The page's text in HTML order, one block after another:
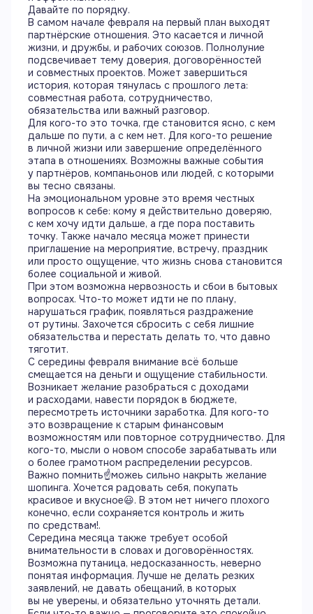
Давайте по порядку.
В самом начале февраля на первый план выходят
партнёрские отношения. Это касается и личной
жизни, и дружбы, и рабочих союзов. Полнолуние
подсвечивает тему доверия, договорённостей
и совместных проектов. Может завершиться
история, которая тянулась с прошлого лета:
совместная работа, сотрудничество,
обязательства или важный разговор.
Для кого-то это точка, где становится ясно, с кем
дальше по пути, а с кем нет. Для кого-то решение
в личной жизни или завершение определённого
этапа в отношениях. Возможны важные события
у партнёров, компаньонов или людей, с которыми
вы тесно связаны.
На эмоциональном уровне это время честных
вопросов к себе: кому я действительно доверяю,
с кем хочу идти дальше, а где пора поставить
точку. Также начало месяца может принести
приглашение на мероприятие, встречу, праздник
или просто ощущение, что жизнь снова становится
более социальной и живой.
При этом возможна нервозность и сбои в бытовых
вопросах. Что-то может идти не по плану,
нарушаться график, появляться раздражение
от рутины. Захочется сбросить с себя лишние
обязательства и перестать делать то, что давно
тяготит.
С середины февраля внимание всё больше
смещается на деньги и ощущение стабильности.
Возникает желание разобраться с доходами
и расходами, навести порядок в бюджете,
пересмотреть источники заработка. Для кого-то
это возвращение к старым финансовым
возможностям или повторное сотрудничество. Для
кого-то, мысли о новом способе зарабатывать или
о более грамотном распределении ресурсов.
Важно помнить☝️можеь сильно накрыть желание
шопинга. Хочется радовать себя, покупать
красивое и вкусное😃. В этом нет ничего плохого
конечно, если сохраняется контроль и жить
по средствам!.
Середина месяца также требует особой
внимательности в словах и договорённостях.
Возможна путаница, недосказанность, неверно
понятая информация. Лучше не делать резких
заявлений, не давать обещаний, в которых
вы не уверены, и обязательно уточнять детали.